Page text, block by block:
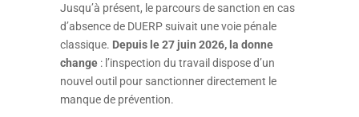
Jusqu’à présent, le parcours de sanction en cas
d’absence de DUERP suivait une voie pénale
classique. Depuis le 27 juin 2026, la donne
change : l’inspection du travail dispose d’un
nouvel outil pour sanctionner directement le
manque de prévention.